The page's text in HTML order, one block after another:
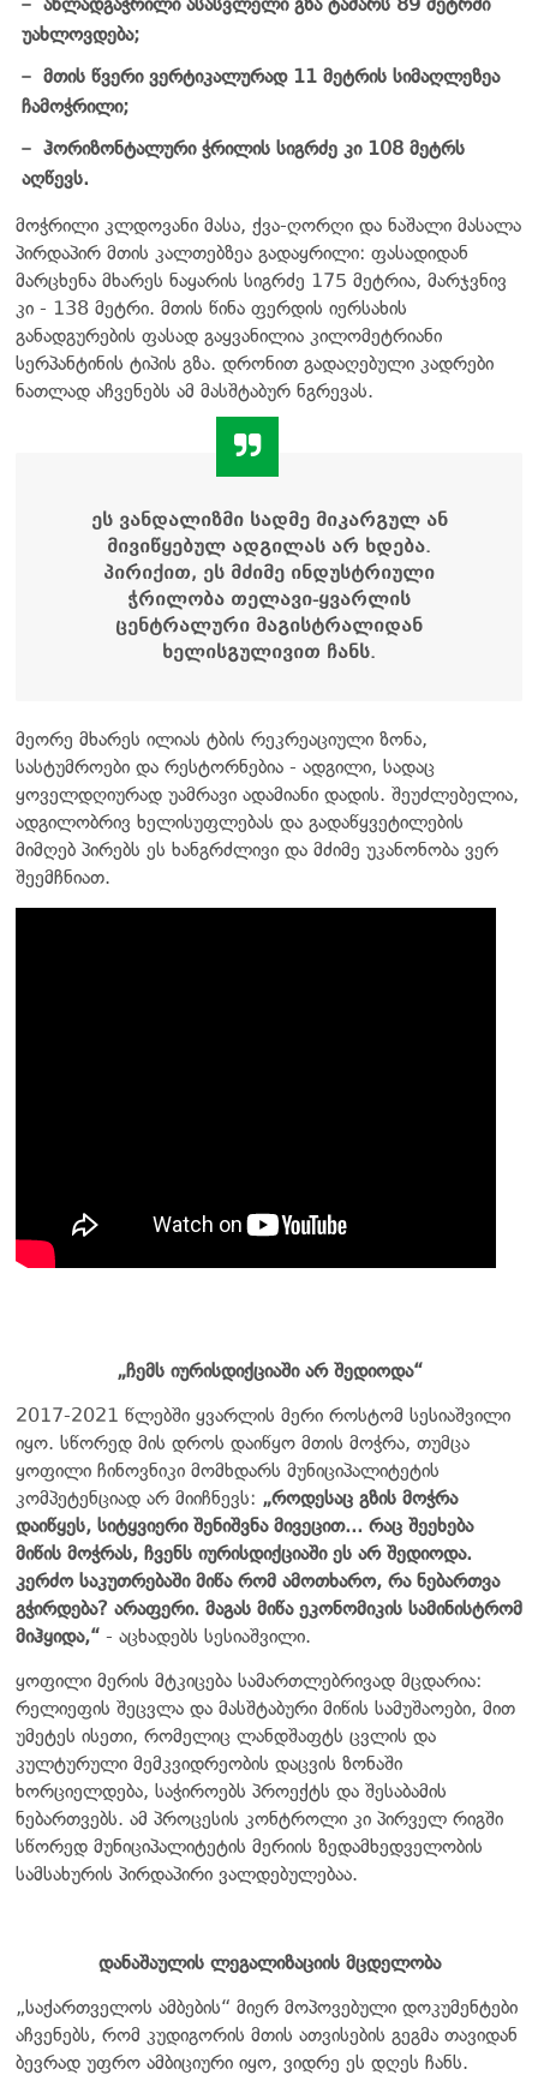
უახლოვდება;
მთის წვერი ვერტიკალურად 11 მეტრის სიმაღლეზეა
ჩამოჭრილი;
ჰორიზონტალური ჭრილის სიგრძე კი 108 მეტრს
აღწევს.
მოჭრილი კლდოვანი მასა, ქვა-ღორღი და ნაშალი მასალა
პირდაპირ მთის კალთებზეა გადაყრილი: ფასადიდან
მარცხენა მხარეს ნაყარის სიგრძე 175 მეტრია, მარჯვნივ
კი - 138 მეტრი. მთის წინა ფერდის იერსახის
განადგურების ფასად გაყვანილია კილომეტრიანი
სერპანტინის ტიპის გზა. დრონით გადაღებული კადრები
ნათლად აჩვენებს ამ მასშტაბურ ნგრევას.
ეს ვანდალიზმი სადმე მიკარგულ ან
მივიწყებულ ადგილას არ ხდება.
პირიქით, ეს მძიმე ინდუსტრიული
ჭრილობა თელავი-ყვარლის
ცენტრალური მაგისტრალიდან
ხელისგულივით ჩანს.
მეორე მხარეს ილიას ტბის რეკრეაციული ზონა,
სასტუმროები და რესტორნებია - ადგილი, სადაც
ყოველდღიურად უამრავი ადამიანი დადის. შეუძლებელია,
ადგილობრივ ხელისუფლებას და გადაწყვეტილების
მიმღებ პირებს ეს ხანგრძლივი და მძიმე უკანონობა ვერ
შეემჩნიათ.
„ჩემს იურისდიქციაში არ შედიოდა“
2017-2021 წლებში ყვარლის მერი როსტომ სესიაშვილი
იყო. სწორედ მის დროს დაიწყო მთის მოჭრა, თუმცა
ყოფილი ჩინოვნიკი მომხდარს მუნიციპალიტეტის
კომპეტენციად არ მიიჩნევს: „როდესაც გზის მოჭრა
დაიწყეს, სიტყვიერი შენიშვნა მივეცით... რაც შეეხება
მიწის მოჭრას, ჩვენს იურისდიქციაში ეს არ შედიოდა.
კერძო საკუთრებაში მიწა რომ ამოთხარო, რა ნებართვა
გჭირდება? არაფერი. მაგას მიწა ეკონომიკის სამინისტრომ
მიჰყიდა,“ - აცხადებს სესიაშვილი.
ყოფილი მერის მტკიცება სამართლებრივად მცდარია:
რელიეფის შეცვლა და მასშტაბური მიწის სამუშაოები, მით
უმეტეს ისეთი, რომელიც ლანდშაფტს ცვლის და
კულტურული მემკვიდრეობის დაცვის ზონაში
ხორციელდება, საჭიროებს პროექტს და შესაბამის
ნებართვებს. ამ პროცესის კონტროლი კი პირველ რიგში
სწორედ მუნიციპალიტეტის მერიის ზედამხედველობის
სამსახურის პირდაპირი ვალდებულებაა.
დანაშაულის ლეგალიზაციის მცდელობა
„საქართველოს ამბების“ მიერ მოპოვებული დოკუმენტები
აჩვენებს, რომ კუდიგორის მთის ათვისების გეგმა თავიდან
ბევრად უფრო ამბიციური იყო, ვიდრე ეს დღეს ჩანს.